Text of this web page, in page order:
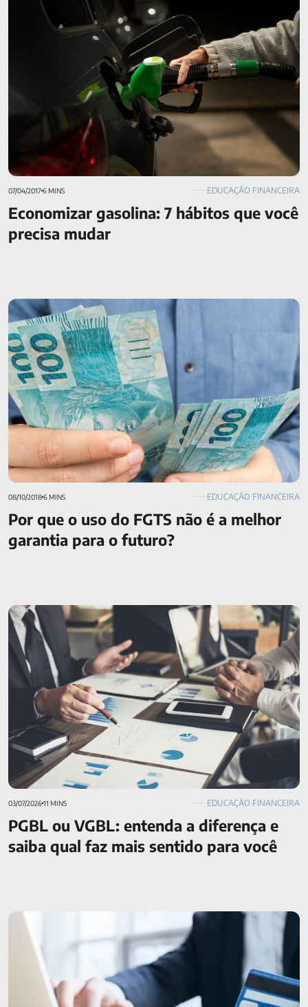
07/04/20176 MINS EDUCAÇÃO FINANCEIRA
Economizar gasolina: 7 hábitos que você
precisa mudar
Por que o uso do FGTS não é a melhor garantia para o
futuro?
08/10/20186 MINS EDUCAÇÃO FINANCEIRA
Por que o uso do FGTS não é a melhor
garantia para o futuro?
PGBL ou VGBL: entenda a diferença e saiba qual faz mais
sentido para você
03/07/202611 MINS EDUCAÇÃO FINANCEIRA
PGBL ou VGBL: entenda a diferença e
saiba qual faz mais sentido para você
Cartão de crédito consignado: o que é?